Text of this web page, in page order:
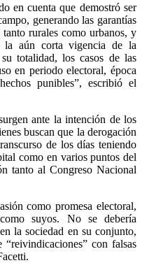
en cuenta que demostró ser
generando las garantías
rurales como urbanos, y
la aún corta vigencia de la
totalidad, los casos de las
en periodo electoral, época
punibles”, escribió el
ante la intención de los
buscan que la derogación
de los días teniendo
como en varios puntos del
tanto al Congreso Nacional
como promesa electoral,
suyos. No se debería
la sociedad en su conjunto,
“reivindicaciones” con falsas